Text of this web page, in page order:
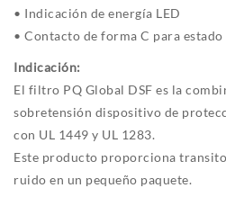
• Indicación de energía LED
• Contacto de forma C para
Indicación:
El filtro PQ Global DSF es la
sobretensión dispositivo de
con UL 1449 y UL 1283.
Este producto proporciona
ruido en un pequeño paquete.